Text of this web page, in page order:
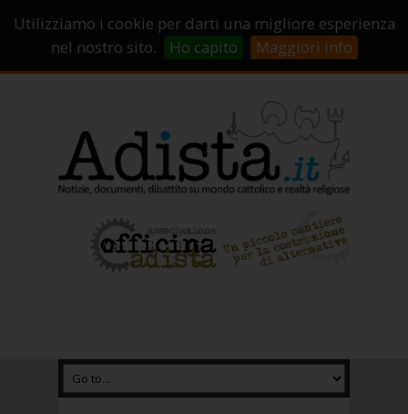
Utilizziamo i cookie per darti una migliore esperienza
nel nostro sito.
Ho capito Maggiori info
Campagne di crowdfunding
Chi Siamo